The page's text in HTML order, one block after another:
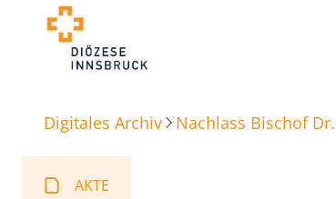
Digitales Archiv Nachlass Bischof
AKTE